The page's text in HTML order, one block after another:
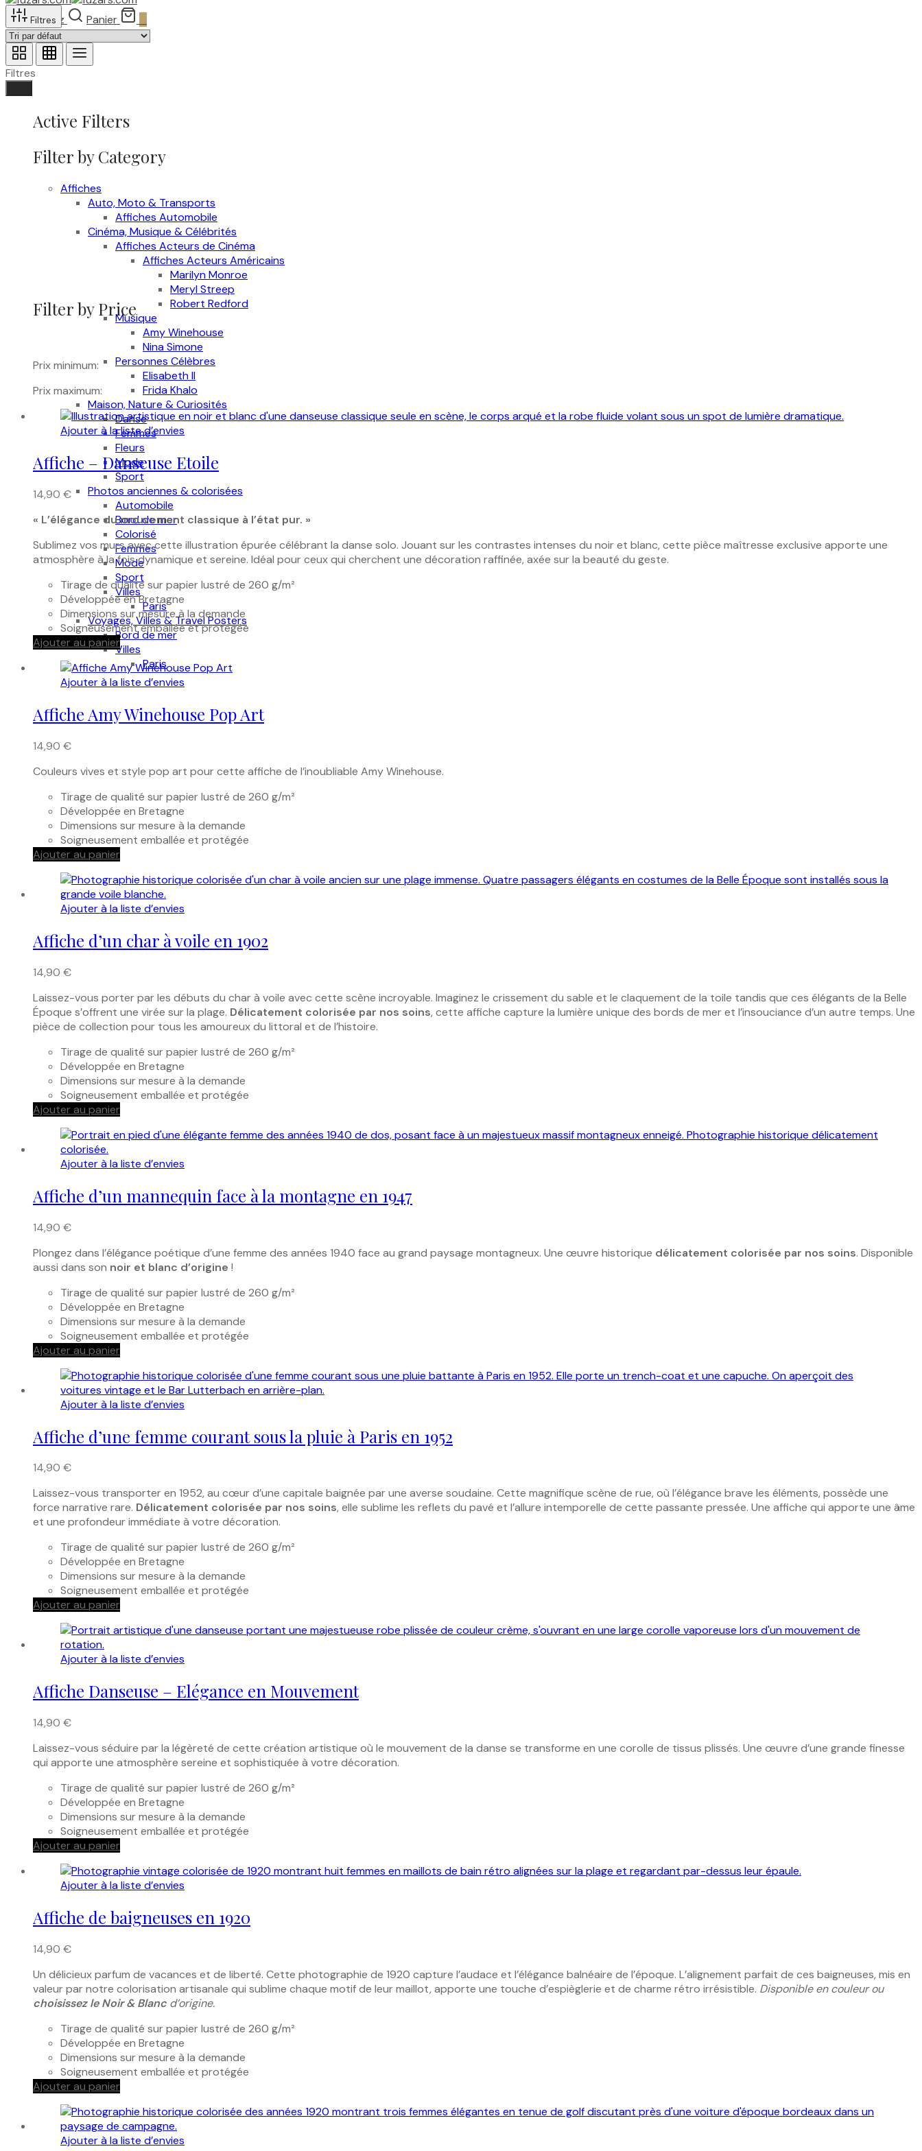
Recherchez Panier
Filtres
Filtres
Active Filters
Filter by Category
Affiches
Auto, Moto & Transports
Affiches Automobile
Cinéma, Musique & Célébrités
Affiches Acteurs de Cinéma
Affiches Acteurs Américains
Marilyn Monroe
Meryl Streep
Robert Redford
Musique
Amy Winehouse
Nina Simone
Personnes Célèbres
Elisabeth II
Frida Khalo
Maison, Nature & Curiosités
Danse
Femmes
Fleurs
Mode
Sport
Photos anciennes & colorisées
Automobile
Bord de mer
Colorisé
Femmes
Mode
Sport
Villes
Paris
Voyages, Villes & Travel Posters
Bord de mer
Villes
Paris
Filter by Price
Prix minimum:
Prix maximum:
Ajouter à la liste d’envies
Affiche – Danseuse Etoile
14,90 €
« L’élégance du mouvement classique à l’état pur. »
Sublimez vos murs avec cette illustration épurée célébrant la danse solo. Jouant sur les contrastes intenses du noir et blanc, cette pièce maîtresse exclusive apporte une
atmosphère à la fois dynamique et sereine. Idéal pour ceux qui cherchent une décoration raffinée, axée sur la beauté du geste.
Tirage de qualité sur papier lustré de 260 g/m²
Développée en Bretagne
Dimensions sur mesure à la demande
Soigneusement emballée et protégée
Ajouter au panier
Ajouter à la liste d’envies
Affiche Amy Winehouse Pop Art
14,90 €
Couleurs vives et style pop art pour cette affiche de l’inoubliable Amy Winehouse.
Tirage de qualité sur papier lustré de 260 g/m²
Développée en Bretagne
Dimensions sur mesure à la demande
Soigneusement emballée et protégée
Ajouter au panier
Ajouter à la liste d’envies
Affiche d’un char à voile en 1902
14,90 €
Laissez-vous porter par les débuts du char à voile avec cette scène incroyable. Imaginez le crissement du sable et le claquement de la toile tandis que ces élégants de la Belle
Époque s’offrent une virée sur la plage. Délicatement colorisée par nos soins, cette affiche capture la lumière unique des bords de mer et l’insouciance d’un autre temps. Une
pièce de collection pour tous les amoureux du littoral et de l’histoire.
Tirage de qualité sur papier lustré de 260 g/m²
Développée en Bretagne
Dimensions sur mesure à la demande
Soigneusement emballée et protégée
Ajouter au panier
Ajouter à la liste d’envies
Affiche d’un mannequin face à la montagne en 1947
14,90 €
Plongez dans l’élégance poétique d’une femme des années 1940 face au grand paysage montagneux. Une œuvre historique délicatement colorisée par nos soins. Disponible
aussi dans son noir et blanc d’origine !
Tirage de qualité sur papier lustré de 260 g/m²
Développée en Bretagne
Dimensions sur mesure à la demande
Soigneusement emballée et protégée
Ajouter au panier
Ajouter à la liste d’envies
Affiche d’une femme courant sous la pluie à Paris en 1952
14,90 €
Laissez-vous transporter en 1952, au cœur d’une capitale baignée par une averse soudaine. Cette magnifique scène de rue, où l’élégance brave les éléments, possède une
force narrative rare. Délicatement colorisée par nos soins, elle sublime les reflets du pavé et l’allure intemporelle de cette passante pressée. Une affiche qui apporte une âme
et une profondeur immédiate à votre décoration.
Tirage de qualité sur papier lustré de 260 g/m²
Développée en Bretagne
Dimensions sur mesure à la demande
Soigneusement emballée et protégée
Ajouter au panier
Ajouter à la liste d’envies
Affiche Danseuse – Elégance en Mouvement
14,90 €
Laissez-vous séduire par la légèreté de cette création artistique où le mouvement de la danse se transforme en une corolle de tissus plissés. Une œuvre d’une grande finesse
qui apporte une atmosphère sereine et sophistiquée à votre décoration.
Tirage de qualité sur papier lustré de 260 g/m²
Développée en Bretagne
Dimensions sur mesure à la demande
Soigneusement emballée et protégée
Ajouter au panier
Ajouter à la liste d’envies
Affiche de baigneuses en 1920
14,90 €
Un délicieux parfum de vacances et de liberté. Cette photographie de 1920 capture l’audace et l’élégance balnéaire de l’époque. L’alignement parfait de ces baigneuses, mis en
valeur par notre colorisation artisanale qui sublime chaque motif de leur maillot, apporte une touche d’espièglerie et de charme rétro irrésistible. Disponible en couleur ou
choisissez le Noir & Blanc d’origine.
Tirage de qualité sur papier lustré de 260 g/m²
Développée en Bretagne
Dimensions sur mesure à la demande
Soigneusement emballée et protégée
Ajouter au panier
Ajouter à la liste d’envies